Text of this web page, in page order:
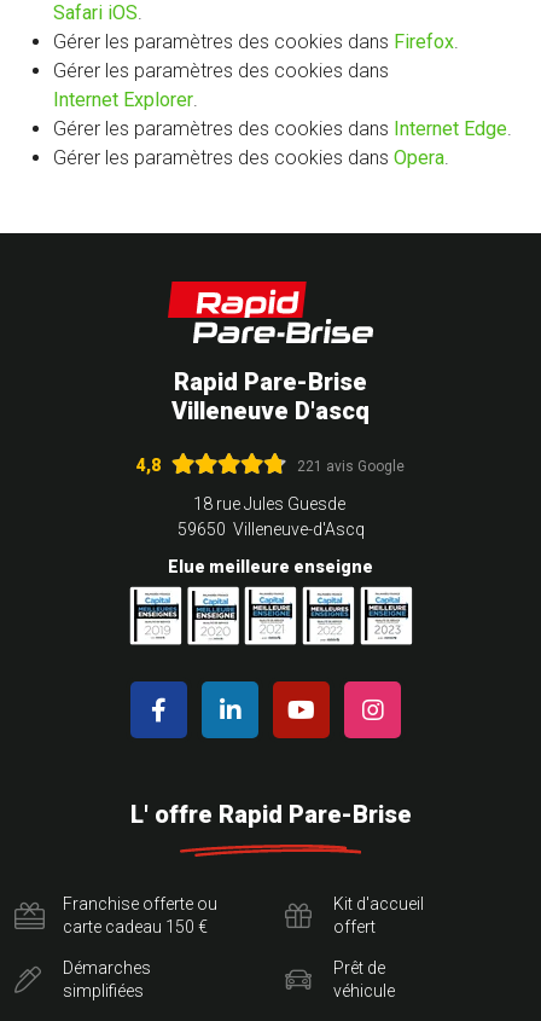
Safari iOS.
Gérer les paramètres des cookies dans Firefox.
Gérer les paramètres des cookies dans
Internet Explorer.
Gérer les paramètres des cookies dans Internet Edge.
Gérer les paramètres des cookies dans Opera.
Rapid Pare-Brise
Villeneuve D'ascq
4,8 221 avis Google
18 rue Jules Guesde
59650 Villeneuve-d'Ascq
Elue meilleure enseigne
L' offre Rapid Pare-Brise
Franchise offerte ou
carte cadeau 150 €
Démarches
simplifiées
Kit d'accueil
offert
Prêt de
véhicule